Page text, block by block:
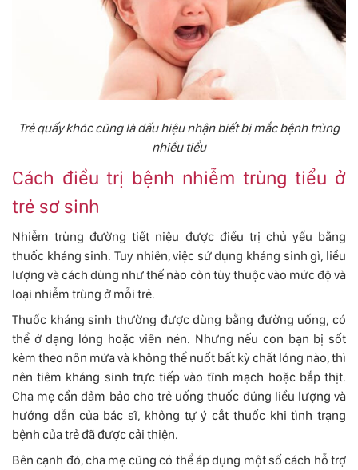
Trẻ quấy khóc cũng là dấu hiệu nhận biết bị mắc bệnh trùng
nhiều tiểu
Cách điều trị bệnh nhiễm trùng tiểu ở
trẻ sơ sinh
Nhiễm trùng đường tiết niệu được điều trị chủ yếu bằng
thuốc kháng sinh. Tuy nhiên, việc sử dụng kháng sinh gì, liều
lượng và cách dùng như thế nào còn tùy thuộc vào mức độ và
loại nhiễm trùng ở mỗi trẻ.
Thuốc kháng sinh thường được dùng bằng đường uống, có
thể ở dạng lỏng hoặc viên nén. Nhưng nếu con bạn bị sốt
kèm theo nôn mửa và không thể nuốt bất kỳ chất lỏng nào, thì
nên tiêm kháng sinh trực tiếp vào tĩnh mạch hoặc bắp thịt.
Cha mẹ cần đảm bảo cho trẻ uống thuốc đúng liều lượng và
hướng dẫn của bác sĩ, không tự ý cắt thuốc khi tình trạng
bệnh của trẻ đã được cải thiện.
Bên cạnh đó, cha mẹ cũng có thể áp dụng một số cách hỗ trợ